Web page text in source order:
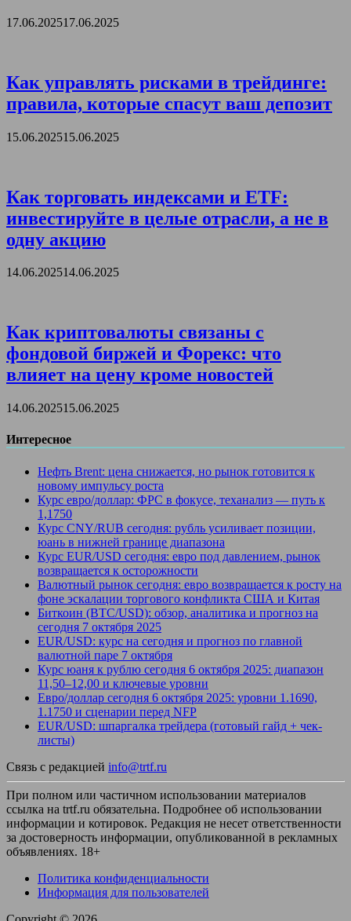
17.06.202517.06.2025
Как управлять рисками в трейдинге:
правила, которые спасут ваш депозит
15.06.202515.06.2025
Как торговать индексами и ETF:
инвестируйте в целые отрасли, а не в
одну акцию
14.06.202514.06.2025
Как криптовалюты связаны с
фондовой биржей и Форекс: что
влияет на цену кроме новостей
14.06.202515.06.2025
Интересное
Нефть Brent: цена снижается, но рынок готовится к
новому импульсу роста
Курс евро/доллар: ФРС в фокусе, теханализ — путь к
1,1750
Курс CNY/RUB сегодня: рубль усиливает позиции,
юань в нижней границе диапазона
Курс EUR/USD сегодня: евро под давлением, рынок
возвращается к осторожности
Валютный рынок сегодня: евро возвращается к росту на
фоне эскалации торгового конфликта США и Китая
Биткоин (BTC/USD): обзор, аналитика и прогноз на
сегодня 7 октября 2025
EUR/USD: курс на сегодня и прогноз по главной
валютной паре 7 октября
Курс юаня к рублю сегодня 6 октября 2025: диапазон
11,50–12,00 и ключевые уровни
Евро/доллар сегодня 6 октября 2025: уровни 1.1690,
1.1750 и сценарии перед NFP
EUR/USD: шпаргалка трейдера (готовый гайд + чек-
листы)
Связь с редакцией info@trtf.ru
При полном или частичном использовании материалов
ссылка на trtf.ru обязательна. Подробнее об использовании
информации и котировок. Редакция не несет ответственности
за достоверность информации, опубликованной в рекламных
объявлениях. 18+
Политика конфиденциальности
Информация для пользователей